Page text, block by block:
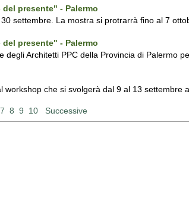
presente" - Palermo
settembre. La mostra si protrarrà fino al 7
presente" - Palermo
Architetti PPC della Provincia di Palermo
che si svolgerà dal 9 al 13 settembre
7 8 9 10 Successive